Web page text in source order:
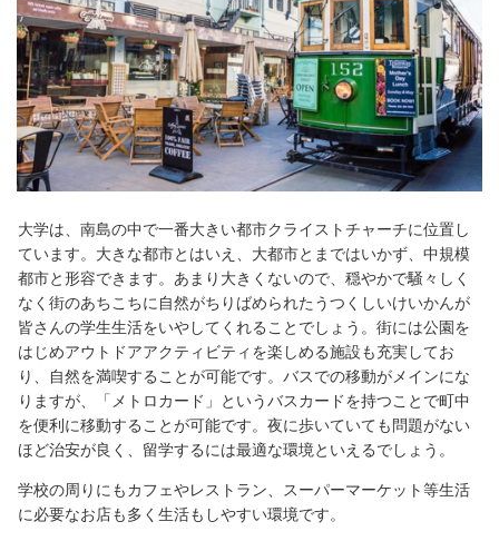
大学は、南島の中で一番大きい都市クライストチャーチに位置し
ています。大きな都市とはいえ、大都市とまではいかず、中規模
都市と形容できます。あまり大きくないので、穏やかで騒々しく
なく街のあちこちに自然がちりばめられたうつくしいけいかんが
皆さんの学生生活をいやしてくれることでしょう。街には公園を
はじめアウトドアアクティビティを楽しめる施設も充実してお
り、自然を満喫することが可能です。バスでの移動がメインにな
りますが、「メトロカード」というバスカードを持つことで町中
を便利に移動することが可能です。夜に歩いていても問題がない
ほど治安が良く、留学するには最適な環境といえるでしょう。
学校の周りにもカフェやレストラン、スーパーマーケット等生活
に必要なお店も多く生活もしやすい環境です。